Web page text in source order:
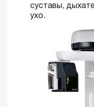
суставы,
ухо.